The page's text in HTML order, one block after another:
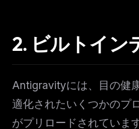
2. ビルトイン
Antigravityには、目の健
適化されたいくつかのプ
がプリロードされていま